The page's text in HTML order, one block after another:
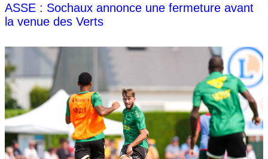
ASSE : Sochaux annonce une fermeture avant
la venue des Verts